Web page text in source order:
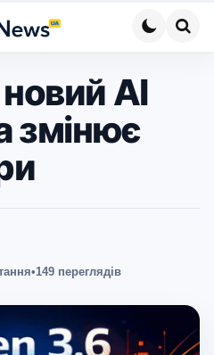
AI
змінює
•149 переглядів